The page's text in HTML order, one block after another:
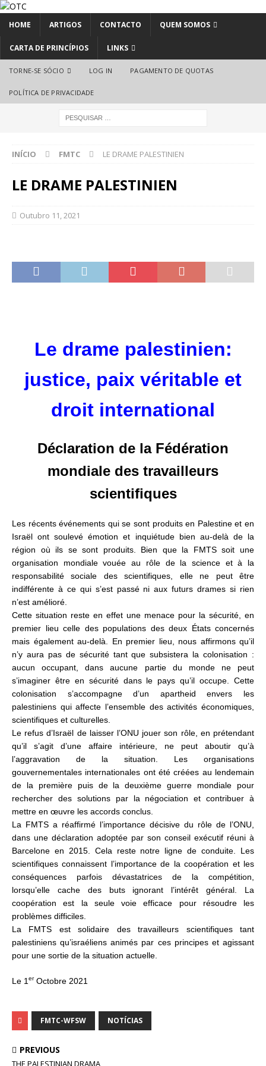
HOME ARTIGOS CONTACTO QUEM SOMOS
CARTA DE PRINCÍPIOS LINKS
TORNE-SE SÓCIO LOG IN PAGAMENTO DE QUOTAS
POLÍTICA DE PRIVACIDADE
INÍCIO FMTC LE DRAME PALESTINIEN
LE DRAME PALESTINIEN
Outubro 11, 2021
Le drame palestinien:
justice, paix véritable et
droit international
Déclaration de la Fédération
mondiale des travailleurs
scientifiques
Les récents événements qui se sont produits en Palestine et en
Israël ont soulevé émotion et inquiétude bien au-delà de la
région où ils se sont produits. Bien que la FMTS soit une
organisation mondiale vouée au rôle de la science et à la
responsabilité sociale des scientifiques, elle ne peut être
indifférente à ce qui s’est passé ni aux futurs drames si rien
n’est amélioré.
Cette situation reste en effet une menace pour la sécurité, en
premier lieu celle des populations des deux États concernés
mais également au-delà. En premier lieu, nous affirmons qu’il
n’y aura pas de sécurité tant que subsistera la colonisation :
aucun occupant, dans aucune partie du monde ne peut
s’imaginer être en sécurité dans le pays qu’il occupe. Cette
colonisation s’accompagne d’un apartheid envers les
palestiniens qui affecte l’ensemble des activités économiques,
scientifiques et culturelles.
Le refus d’Israël de laisser l’ONU jouer son rôle, en prétendant
qu’il s’agit d’une affaire intérieure, ne peut aboutir qu’à
l’aggravation de la situation. Les organisations
gouvernementales internationales ont été créées au lendemain
de la première puis de la deuxième guerre mondiale pour
rechercher des solutions par la négociation et contribuer à
mettre en œuvre les accords conclus.
La FMTS a réaffirmé l’importance décisive du rôle de l’ONU,
dans une déclaration adoptée par son conseil exécutif réuni à
Barcelone en 2015. Cela reste notre ligne de conduite. Les
scientifiques connaissent l’importance de la coopération et les
conséquences parfois dévastatrices de la compétition,
lorsqu’elle cache des buts ignorant l’intérêt général. La
coopération est la seule voie efficace pour résoudre les
problèmes difficiles.
La FMTS est solidaire des travailleurs scientifiques tant
palestiniens qu’israéliens animés par ces principes et agissant
pour une sortie de la situation actuelle.
Le 1 erOctobre 2021
FMTC-WFSW NOTÍCIAS
PREVIOUS
THE PALESTINIAN DRAMA